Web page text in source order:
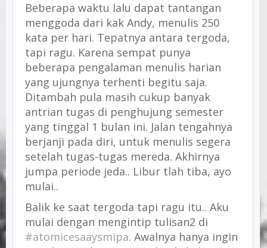
Beberapa waktu lalu dapat tantangan
menggoda dari kak Andy, menulis 250
kata per hari. Tepatnya antara tergoda,
tapi ragu. Karena sempat punya
beberapa pengalaman menulis harian
yang ujungnya terhenti begitu saja.
Ditambah pula masih cukup banyak
antrian tugas di penghujung semester
yang tinggal 1 bulan ini. Jalan tengahnya
berjanji pada diri, untuk menulis segera
setelah tugas-tugas mereda. Akhirnya
jumpa periode jeda.. Libur tlah tiba, ayo
mulai..
Balik ke saat tergoda tapi ragu itu.. Aku
mulai dengan mengintip tulisan2 di
#atomicesaaysmipa. Awalnya hanya ingin